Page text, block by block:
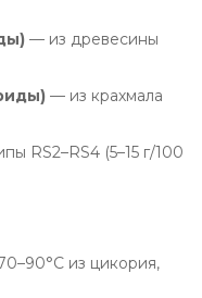
— из древесины
— из крахмала
RS2–RS4 (5–15 г/100
из цикория,